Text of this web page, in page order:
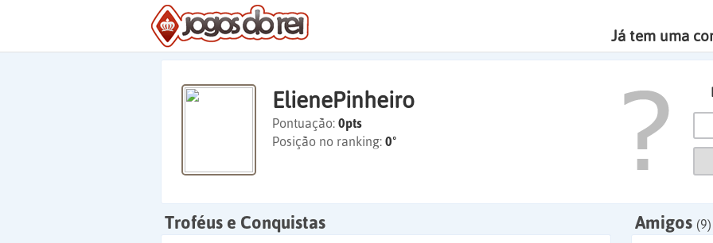
Já tem uma
ElienePinheiro
Pontuação: 0pts
Posição no ranking: 0º
Troféus e Conquistas Amigos (9)